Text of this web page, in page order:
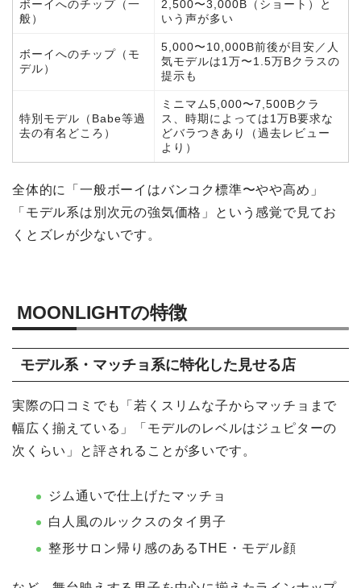
ボーイへのチップ（一
般）
2,500〜3,000B（ショート）と
いう声が多い
ボーイへのチップ（モ
デル）
5,000〜10,000B前後が目安／人
気モデルは1万〜1.5万Bクラスの
提示も
特別モデル（Babe等過
去の有名どころ）
ミニマム5,000〜7,500Bクラ
ス、時期によっては1万B要求な
どバラつきあり（過去レビュー
より）
全体的に「一般ボーイはバンコク標準〜やや高め」
「モデル系は別次元の強気価格」という感覚で見てお
くとズレが少ないです。
MOONLIGHTの特徴
モデル系・マッチョ系に特化した見せる店
実際の口コミでも「若くスリムな子からマッチョまで
幅広く揃えている」「モデルのレベルはジュピターの
次くらい」と評されることが多いです。
ジム通いで仕上げたマッチョ
白人風のルックスのタイ男子
整形サロン帰り感のあるTHE・モデル顔